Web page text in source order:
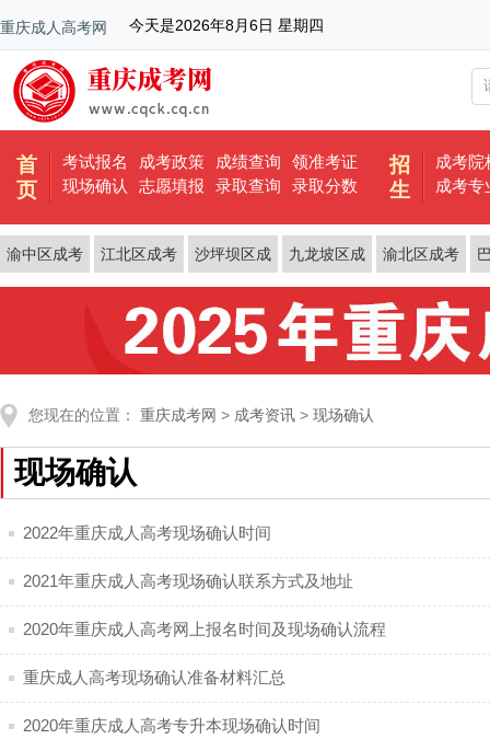
重庆成人高考网 今天是2026年8月6日 星期四
首
页
考试报名 成考政策 成绩查询
领准考证
现场确认
志愿填报 录取查询 录取分数
招
生
成考院
成考专
渝中区成考 江北区成考
沙坪坝区成
考
九龙坡区成
考
渝北区成考
您现在的位置： 重庆成考网 > 成考资讯 > 现场确认
现场确认
2022年重庆成人高考现场确认时间
2021年重庆成人高考现场确认联系方式及地址
2020年重庆成人高考网上报名时间及现场确认流程
重庆成人高考现场确认准备材料汇总
2020年重庆成人高考专升本现场确认时间